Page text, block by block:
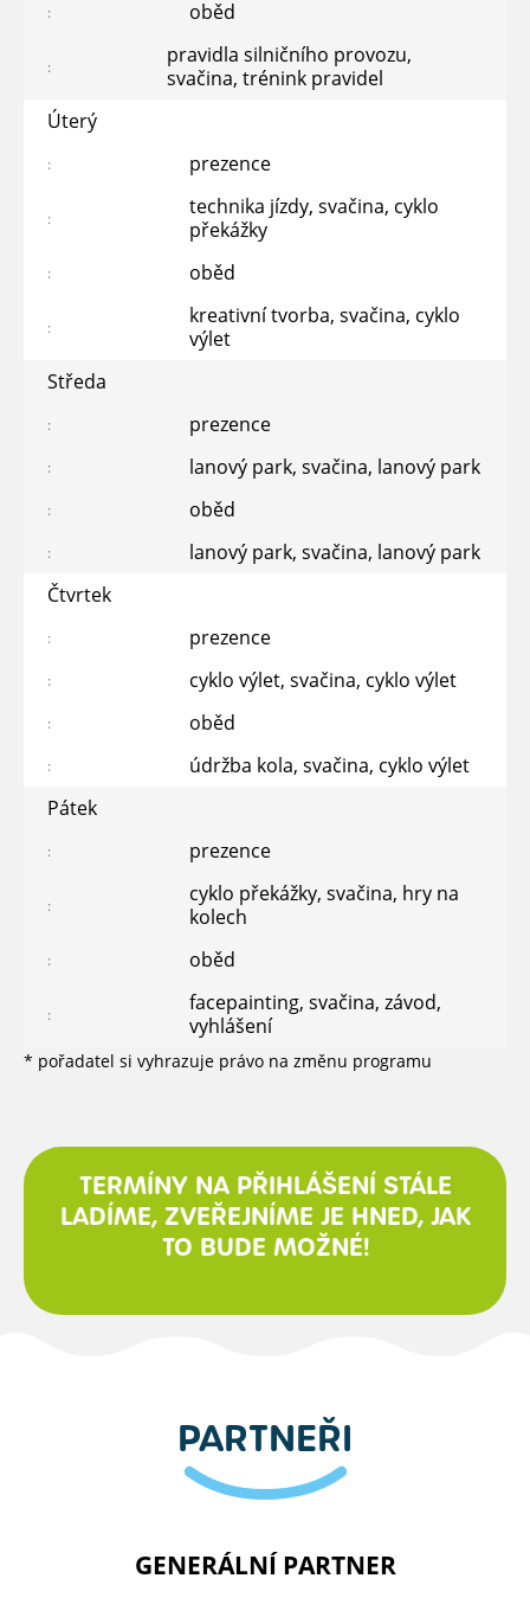
oběd
pravidla silničního provozu,
svačina, trénink pravidel
Úterý
prezence
technika jízdy, svačina, cyklo
překážky
oběd
kreativní tvorba, svačina, cyklo
výlet
Středa
prezence
lanový park, svačina, lanový park
oběd
lanový park, svačina, lanový park
Čtvrtek
prezence
cyklo výlet, svačina, cyklo výlet
oběd
údržba kola, svačina, cyklo výlet
Pátek
prezence
cyklo překážky, svačina, hry na
kolech
oběd
facepainting, svačina, závod,
vyhlášení
* pořadatel si vyhrazuje právo na změnu programu
TERMÍNY NA PŘIHLÁŠENÍ STÁLE
LADÍME, ZVEŘEJNÍME JE HNED, JAK
TO BUDE MOŽNÉ!
PARTNEŘI
GENERÁLNÍ PARTNER